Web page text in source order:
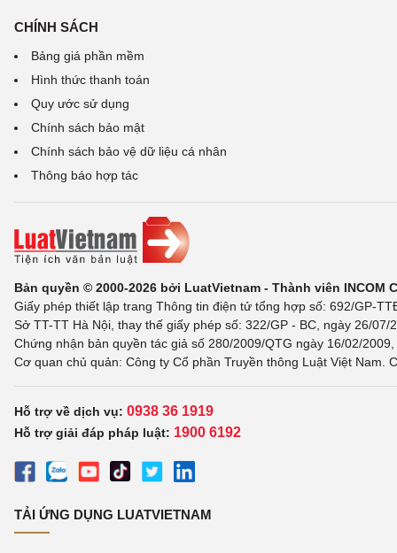
CHÍNH SÁCH
Bảng giá phần mềm
Hình thức thanh toán
Quy ước sử dụng
Chính sách bảo mật
Chính sách bảo vệ dữ liệu cá nhân
Thông báo hợp tác
Bản quyền © 2000-2026 bởi LuatVietnam - Thành viên INCOM
Giấy phép thiết lập trang Thông tin điện tử tổng hợp số: 692/GP-
Sở TT-TT Hà Nội, thay thế giấy phép số: 322/GP - BC, ngày 26/
Chứng nhận bản quyền tác giả số 280/2009/QTG ngày 16/02/
Cơ quan chủ quản: Công ty Cổ phần Truyền thông Luật Việt Nam.
Hỗ trợ về dịch vụ: 0938 36 1919
Hỗ trợ giải đáp pháp luật: 1900 6192
TẢI ỨNG DỤNG LUATVIETNAM